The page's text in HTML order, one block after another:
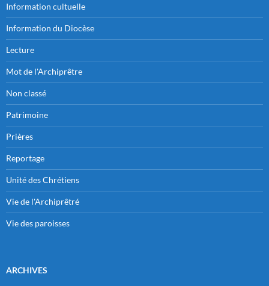
Information cultuelle
Information du Diocèse
Lecture
Mot de l'Archiprêtre
Non classé
Patrimoine
Prières
Reportage
Unité des Chrétiens
Vie de l'Archiprêtré
Vie des paroisses
ARCHIVES